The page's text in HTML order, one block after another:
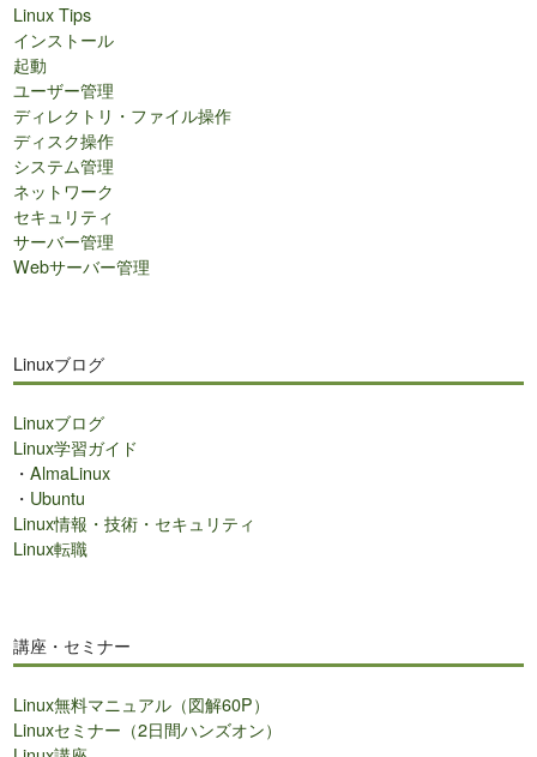
Linux Tips
インストール
起動
ユーザー管理
ディレクトリ・ファイル操作
ディスク操作
システム管理
ネットワーク
セキュリティ
サーバー管理
Webサーバー管理
Linuxブログ
Linuxブログ
Linux学習ガイド
・AlmaLinux
・ Ubuntu
Linux情報・技術・セキュリティ
Linux転職
講座・セミナー
Linux無料マニュアル（図解60P）
Linuxセミナー（2日間ハンズオン）